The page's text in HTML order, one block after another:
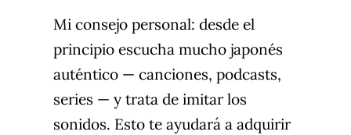
Mi consejo personal: desde el
principio escucha mucho japonés
auténtico — canciones, podcasts,
series — y trata de imitar los
sonidos. Esto te ayudará a adquirir